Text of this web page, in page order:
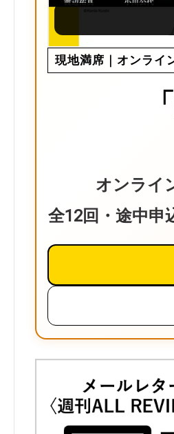
現地満席｜オンライ
オンライ
全12回・途中申